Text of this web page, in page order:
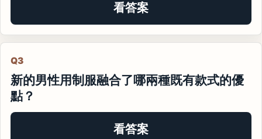
看答案
Q3
新的男性用制服融合了哪兩種既有款式的優
點？
看答案